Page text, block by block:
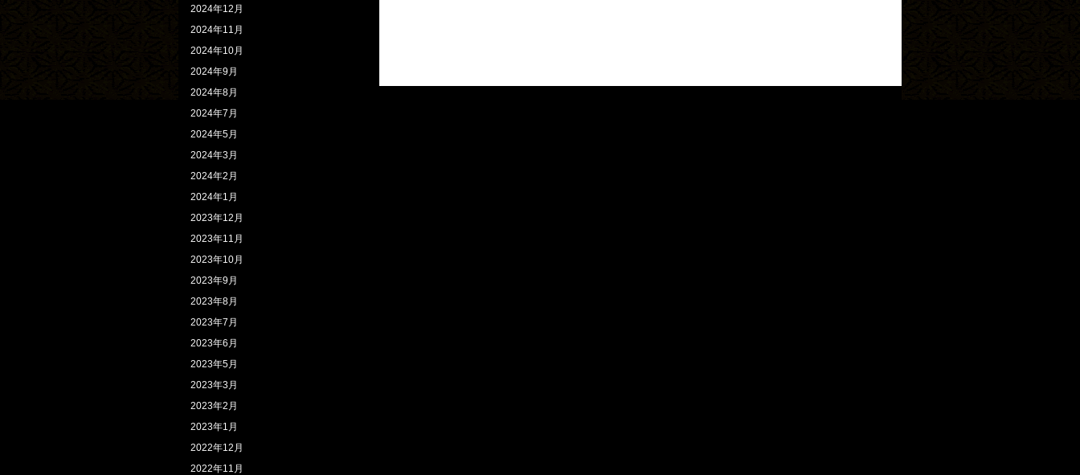
2024年12月
2024年11月
2024年10月
2024年9月
2024年8月
2024年7月
2024年5月
2024年3月
2024年2月
2024年1月
2023年12月
2023年11月
2023年10月
2023年9月
2023年8月
2023年7月
2023年6月
2023年5月
2023年3月
2023年2月
2023年1月
2022年12月
2022年11月